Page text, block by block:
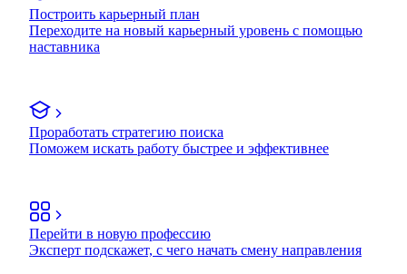
Построить карьерный план
Переходите на новый карьерный уровень с помощью
наставника
Проработать стратегию поиска
Поможем искать работу быстрее и эффективнее
Перейти в новую профессию
Эксперт подскажет, с чего начать смену направления